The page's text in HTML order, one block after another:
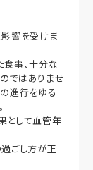
影響を受けま
事、十分な
ではありませ
進行をゆる
として血管年
ごし方が正